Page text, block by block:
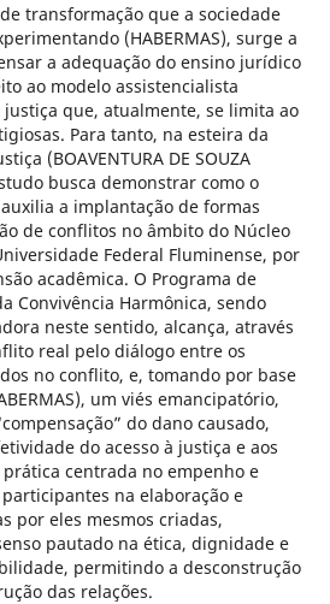
transformação que a sociedade
(HABERMAS), surge a
a adequação do ensino jurídico
ao modelo assistencialista
que, atualmente, se limita ao
Para tanto, na esteira da
(BOAVENTURA DE SOUZA
busca demonstrar como o
a implantação de formas
de conflitos no âmbito do Núcleo
Federal Fluminense, por
acadêmica. O Programa de
Convivência Harmônica, sendo
neste sentido, alcança, através
real pelo diálogo entre os
no conflito, e, tomando por base
um viés emancipatório,
do dano causado,
do acesso à justiça e aos
centrada no empenho e
na elaboração e
por eles mesmos criadas,
pautado na ética, dignidade e
permitindo a desconstrução
das relações.